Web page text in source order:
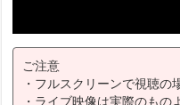
ご注意
・フルスクリーンで視聴
・ライブ映像は実際のもの